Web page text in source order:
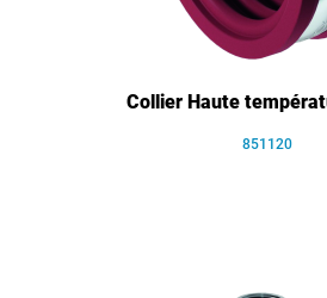
Collier Haute
851120